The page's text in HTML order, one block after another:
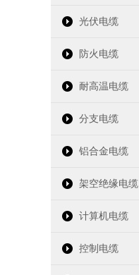
光伏电缆
防火电缆
耐高温电缆
分支电缆
铝合金电缆
架空绝缘电缆
计算机电缆
控制电缆